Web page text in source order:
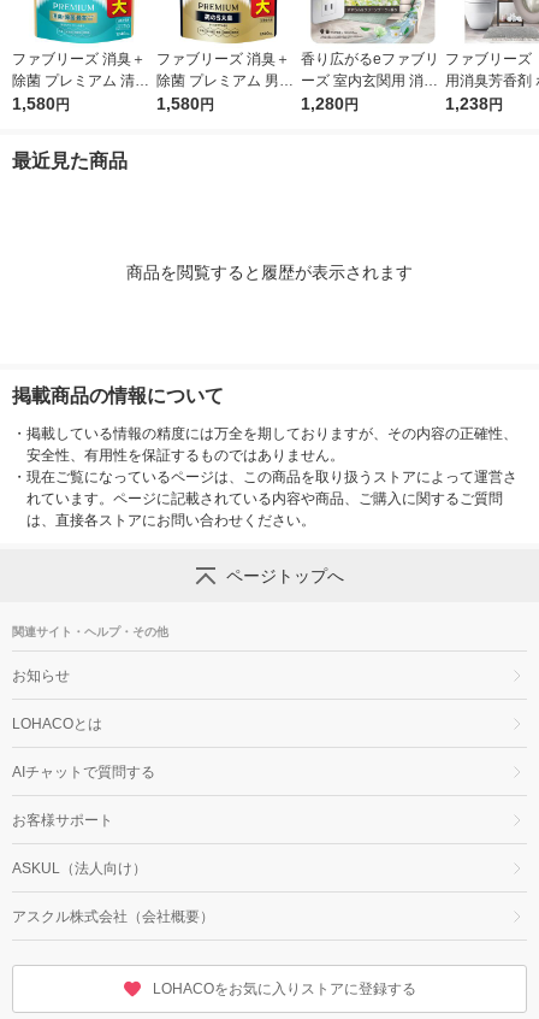
ファブリーズ 消臭＋
除菌 プレミアム 清潔
なランドリーの香り
同会社
1,580円
ファブリーズ 消臭＋
除菌 プレミアム 男の
5大臭クールアクア 詰
1,580円
香り広がるeファブリ
ーズ 室内玄関用 消臭
芳香剤 すずらん＆グ
1,280円
ファブリーズ
用消臭芳香剤
トムスクの香
1,238円
最近見た商品
商品を閲覧すると履歴が表示されます
掲載商品の情報について
・ 掲載している情報の精度には万全を期しておりますが、その内容の正確性、
安全性、有用性を保証するものではありません。
・ 現在ご覧になっているページは、この商品を取り扱うストアによって運営さ
れています。ページに記載されている内容や商品、ご購入に関するご質問
は、直接各ストアにお問い合わせください。
ページトップへ
関連サイト・ヘルプ・その他
お知らせ
LOHACOとは
AIチャットで質問する
お客様サポート
ASKUL（法人向け）
アスクル株式会社（会社概要）
LOHACOをお気に入りストアに登録する